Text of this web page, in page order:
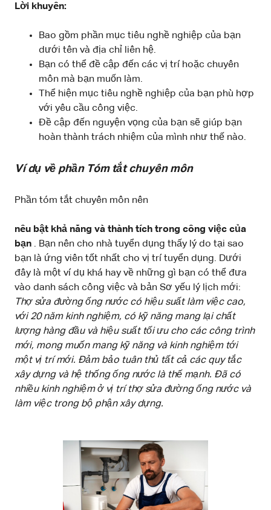
Lời khuyên:
Bao gồm phần mục tiêu nghề nghiệp của bạn
dưới tên và địa chỉ liên hệ.
Bạn có thể đề cập đến các vị trí hoặc chuyên
môn mà bạn muốn làm.
Thể hiện mục tiêu nghề nghiệp của bạn phù hợp
với yêu cầu công việc.
Đề cập đến nguyện vọng của bạn sẽ giúp bạn
hoàn thành trách nhiệm của mình như thế nào.
Ví dụ về phần Tóm tắt chuyên môn
Phần tóm tắt chuyên môn nên
nêu bật khả năng và thành tích trong công việc của
bạn . Bạn nên cho nhà tuyển dụng thấy lý do tại sao
bạn là ứng viên tốt nhất cho vị trí tuyển dụng. Dưới
đây là một ví dụ khá hay về những gì bạn có thể đưa
vào danh sách công việc và bản Sơ yếu lý lịch mới:
Thợ sửa đường ống nước có hiệu suất làm việc cao,
với 20 năm kinh nghiệm, có kỹ năng mang lại chất
lượng hàng đầu và hiệu suất tối ưu cho các công trình
mới, mong muốn mang kỹ năng và kinh nghiệm tới
một vị trí mới. Đảm bảo tuân thủ tất cả các quy tắc
xây dựng và hệ thống ống nước là thế mạnh. Đã có
nhiều kinh nghiệm ở vị trí thợ sửa đường ống nước và
làm việc trong bộ phận xây dựng.